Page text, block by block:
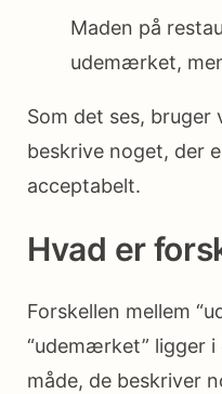
Maden på
udemærket,
Som det ses, bruger
beskrive noget, der
acceptabelt.
Hvad er
Forskellen mellem
“udemærket” ligger
måde, de beskriver